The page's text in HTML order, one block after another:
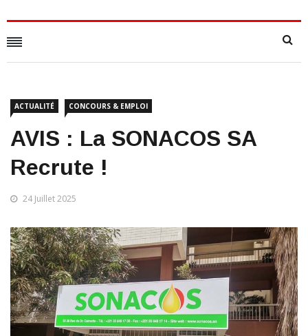
ACTUALITÉ CONCOURS & EMPLOI
AVIS : La SONACOS SA
Recrute !
24 Juillet 2025